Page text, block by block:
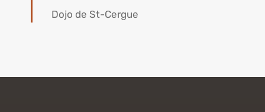
Dojo de St-Cergue